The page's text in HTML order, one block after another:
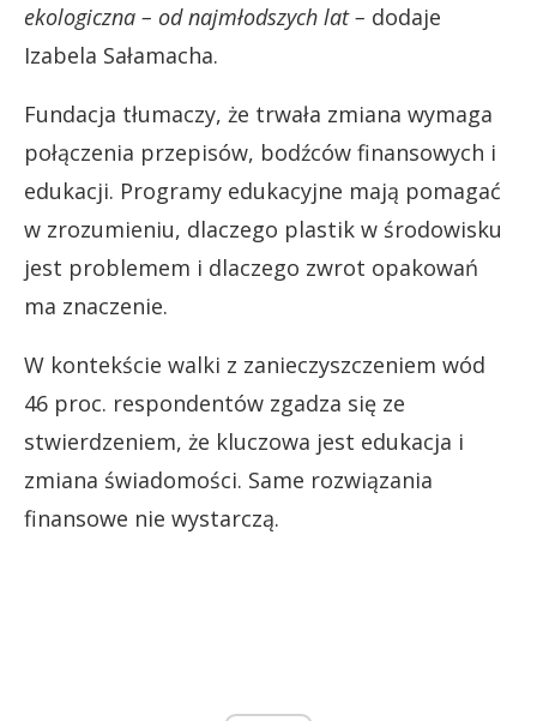
ekologiczna – od najmłodszych lat – dodaje
Izabela Sałamacha.
Fundacja tłumaczy, że trwała zmiana wymaga
połączenia przepisów, bodźców finansowych i
edukacji. Programy edukacyjne mają pomagać
w zrozumieniu, dlaczego plastik w środowisku
jest problemem i dlaczego zwrot opakowań
ma znaczenie.
W kontekście walki z zanieczyszczeniem wód
46 proc. respondentów zgadza się ze
stwierdzeniem, że kluczowa jest edukacja i
zmiana świadomości. Same rozwiązania
finansowe nie wystarczą.